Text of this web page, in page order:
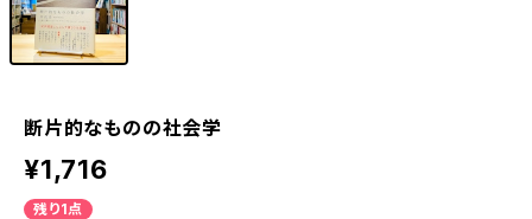
断片的なものの社会学
¥1,716
残り1点